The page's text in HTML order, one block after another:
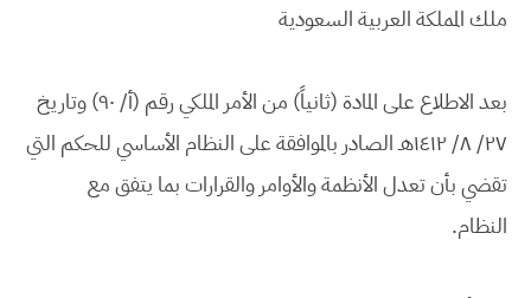
ملك المملكة العربية السعودية
بعد الاطلاع على المادة (ثانياً) من الأمر الملكي رقم (أ/ ٩٠) وتاريخ
٢٧/ ٨/ ١٤١٢هـ الصادر بالموافقة على النظام الأساسي للحكم التي
تقضي بأن تعدل الأنظمة والأوامر والقرارات بما يتفق مع
النظام.